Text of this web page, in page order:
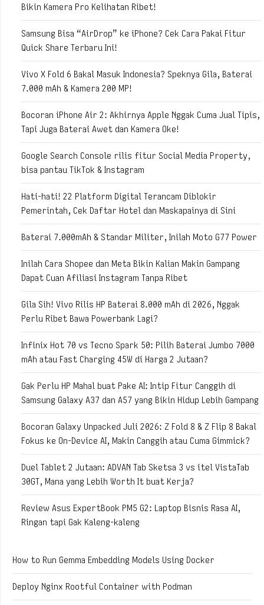
Bikin Kamera Pro Kelihatan Ribet!
Samsung Bisa “AirDrop” ke iPhone? Cek Cara Pakai Fitur
Quick Share Terbaru Ini!
Vivo X Fold 6 Bakal Masuk Indonesia? Speknya Gila, Baterai
7.000 mAh & Kamera 200 MP!
Bocoran iPhone Air 2: Akhirnya Apple Nggak Cuma Jual Tipis,
Tapi Juga Baterai Awet dan Kamera Oke!
Google Search Console rilis fitur Social Media Property,
bisa pantau TikTok & Instagram
Hati-hati! 22 Platform Digital Terancam Diblokir
Pemerintah, Cek Daftar Hotel dan Maskapainya di Sini
Baterai 7.000mAh & Standar Militer, Inilah Moto G77 Power
Inilah Cara Shopee dan Meta Bikin Kalian Makin Gampang
Dapat Cuan Afiliasi Instagram Tanpa Ribet
Gila Sih! Vivo Rilis HP Baterai 8.000 mAh di 2026, Nggak
Perlu Ribet Bawa Powerbank Lagi?
Infinix Hot 70 vs Tecno Spark 50: Pilih Baterai Jumbo 7000
mAh atau Fast Charging 45W di Harga 2 Jutaan?
Gak Perlu HP Mahal buat Pake AI: Intip Fitur Canggih di
Samsung Galaxy A37 dan A57 yang Bikin Hidup Lebih Gampang
Bocoran Galaxy Unpacked Juli 2026: Z Fold 8 & Z Flip 8 Bakal
Fokus ke On-Device AI, Makin Canggih atau Cuma Gimmick?
Duel Tablet 2 Jutaan: ADVAN Tab Sketsa 3 vs itel VistaTab
30GT, Mana yang Lebih Worth It buat Kerja?
Review Asus ExpertBook PM5 G2: Laptop Bisnis Rasa AI,
Ringan tapi Gak Kaleng-kaleng
How to Run Gemma Embedding Models Using Docker
Deploy Nginx Rootful Container with Podman